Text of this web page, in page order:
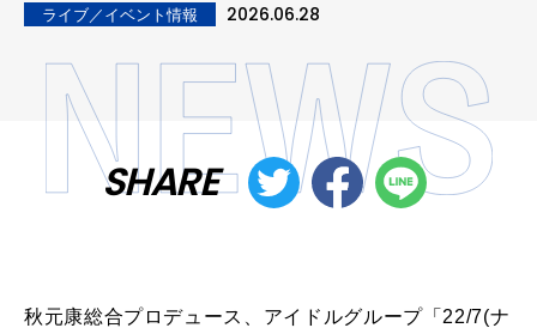
ライブ／イベント情報 2026.06.28
SHARE
秋元康総合プロデュース、アイドルグループ「 22/7(ナ